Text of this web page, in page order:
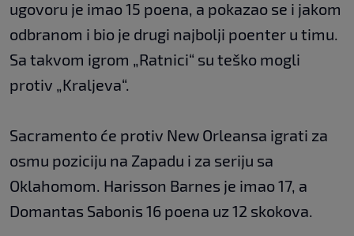
ugovoru je imao 15 poena, a pokazao se i jakom
odbranom i bio je drugi najbolji poenter u timu.
Sa takvom igrom „Ratnici“ su teško mogli
protiv „Kraljeva“.
Sacramento će protiv New Orleansa igrati za
osmu poziciju na Zapadu i za seriju sa
Oklahomom. Harisson Barnes je imao 17, a
Domantas Sabonis 16 poena uz 12 skokova.